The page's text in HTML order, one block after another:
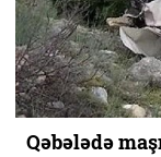
Qəbələdə